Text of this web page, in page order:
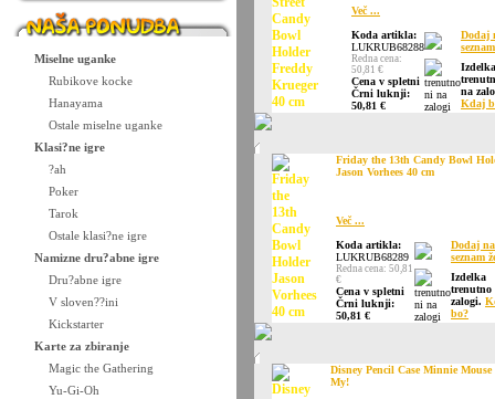
Miselne uganke
Rubikove kocke
Hanayama
Ostale miselne uganke
Klasi?ne igre
?ah
Poker
Tarok
Ostale klasi?ne igre
Namizne dru?abne igre
Dru?abne igre
V sloven??ini
Kickstarter
Karte za zbiranje
Magic the Gathering
Yu-Gi-Oh
Več ...
Koda artikla:
LUKRUB68288
Redna cena:
50,81 €
Cena v spletni
Črni luknji:
50,81 €
Dodaj
Izdelka
na
Kdaj
Friday the 13th Candy Bowl
Jason Vorhees 40 cm
Več ...
Koda artikla:
LUKRUB68289
Redna cena: 50,81
€
Cena v spletni
Črni luknji:
50,81 €
Dodaj na
seznam
Izdelka
trenutno
zalogi.
bo?
Disney Pencil Case Minnie Mouse
My!